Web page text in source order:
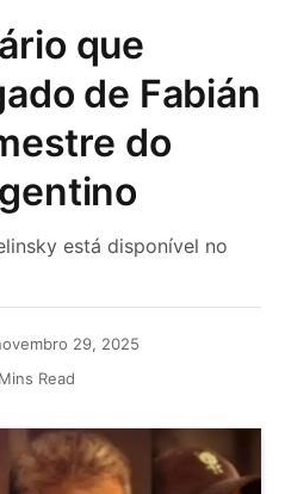
que
de Fabián
do
está disponível no
29, 2025
Read